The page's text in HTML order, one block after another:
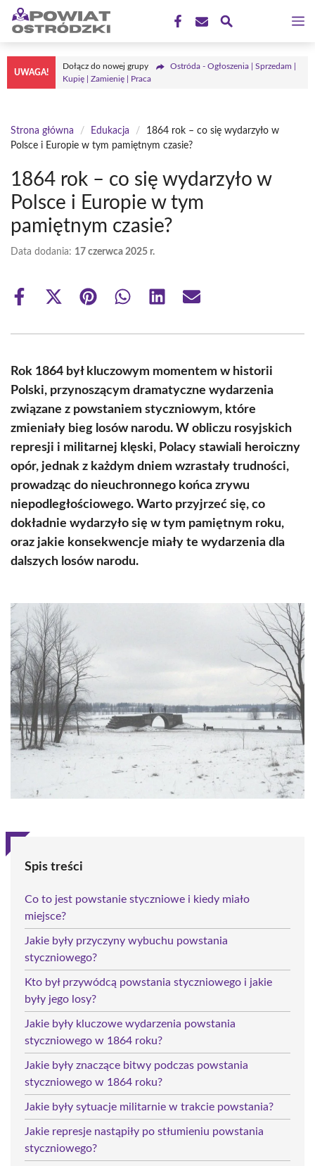
Przejdź
treści
UWAGA!
Dołącz do nowej grupy
Ostróda - Ogłoszenia | Sprzedam |
Kupię | Zamienię | Praca
Strona główna / Edukacja /
1864 rok – co się wydarzyło w
Polsce i Europie w tym pamiętnym czasie?
1864 rok – co się wydarzyło w
Polsce i Europie w tym
pamiętnym czasie?
Data dodania: 17 czerwca 2025 r.
Share
Share
(Twitter)
Share Share Share Share
Rok 1864 był kluczowym momentem w historii
Polski, przynoszącym dramatyczne wydarzenia
związane z powstaniem styczniowym, które
zmieniały bieg losów narodu. W obliczu rosyjskich
represji i militarnej klęski, Polacy stawiali heroiczny
opór, jednak z każdym dniem wzrastały trudności,
prowadząc do nieuchronnego końca zrywu
niepodległościowego. Warto przyjrzeć się, co
dokładnie wydarzyło się w tym pamiętnym roku,
oraz jakie konsekwencje miały te wydarzenia dla
dalszych losów narodu.
Spis treści
Co to jest powstanie styczniowe i kiedy miało
miejsce?
Jakie były przyczyny wybuchu powstania
styczniowego?
Kto był przywódcą powstania styczniowego i jakie
były jego losy?
Jakie były kluczowe wydarzenia powstania
styczniowego w 1864 roku?
Jakie były znaczące bitwy podczas powstania
styczniowego w 1864 roku?
Jakie były sytuacje militarnie w trakcie powstania?
Jakie represje nastąpiły po stłumieniu powstania
styczniowego?